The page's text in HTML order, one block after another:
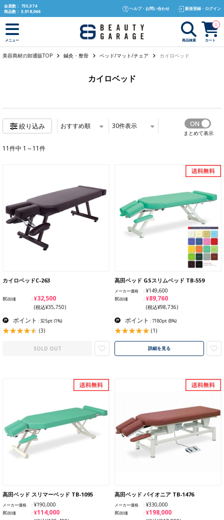
text.skipToContent
text.skipToNavigation
会員数： 755,374
商品数： 3,918,066
ヘルプ・お問い合わせ 新規登録・ログイン
メニュー 商品検索 カート
0
美容商材の卸通販TOP 鍼灸・整骨 ベッド/マット/チェア カイロベッド
カイロベッド
絞り込み おすすめ順 30件表示
まとめて表示
11件中 1～11件
カイロベッドC-263
BG卸価 ¥32,500
(税込¥35,750)
ポイント : 325pt (1%)
(3)
SOLD OUT
高田ベッド GSスリムベッド TB-559
メーカー価格 ¥149,600
BG卸価 ¥89,760
(税込¥98,736)
ポイント : 7180pt (8%)
(1)
詳細を見る
高田ベッド スリマーベッド TB-1095
メーカー価格 ¥190,000
BG卸価 ¥114,000
高田ベッド パイオニア TB-1476
メーカー価格 ¥330,000
BG卸価 ¥198,000